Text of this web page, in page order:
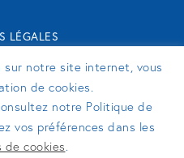
LÉGALES
RÉALISÉ PAR
NOUS
sur notre site internet, vous
de cookies.
notre Politique de
vos préférences dans les
de cookies.